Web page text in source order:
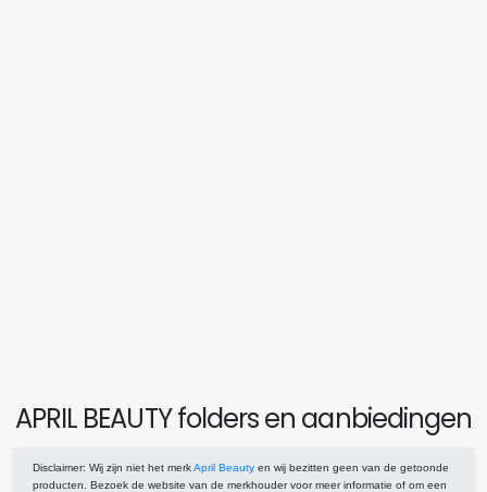
APRIL BEAUTY folders en aanbiedingen
Disclaimer: Wij zijn niet het merkApril Beauty en wij bezitten geen van de getoonde
producten. Bezoek de website van de merkhouder voor meer informatie of om een